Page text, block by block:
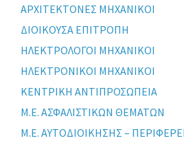
ΑΡΧΙΤΕΚΤΟΝΕΣ ΜΗΧΑΝΙΚΟΙ
ΔΙΟΙΚΟΥΣΑ ΕΠΙΤΡΟΠΗ
ΗΛΕΚΤΡΟΛΟΓΟΙ ΜΗΧΑΝΙΚΟΙ
ΗΛΕΚΤΡΟΝΙΚΟΙ ΜΗΧΑΝΙΚΟΙ
ΚΕΝΤΡΙΚΗ ΑΝΤΙΠΡΟΣΩΠΕΙΑ
Μ.Ε. ΑΣΦΑΛΙΣΤΙΚΩΝ ΘΕΜΑΤΩΝ
Μ.Ε. ΑΥΤΟΔΙΟΙΚΗΣΗΣ –